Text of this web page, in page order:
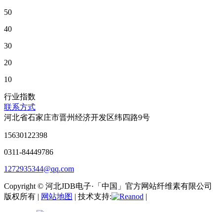
50
40
30
20
10
行业指数
联系方式
河北省石家庄市晋州经济开发区纬四路9号
15630122398
0311-84449786
1272935344@qq.com
Copyright © 河北JDB电子·「中国」官方网站纤维素有限公司
版权所有 | 网站地图 | 技术支持: |